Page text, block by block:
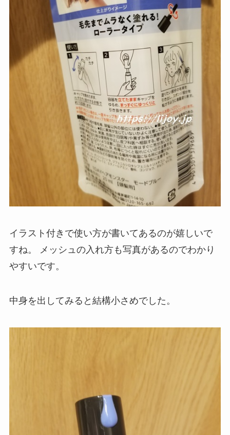
イラスト付きで使い方が書いてあるのが嬉しいで
すね。
メッシュの入れ方も写真があるのでわかり
やすいです。
中身を出してみると結構小さめでした。